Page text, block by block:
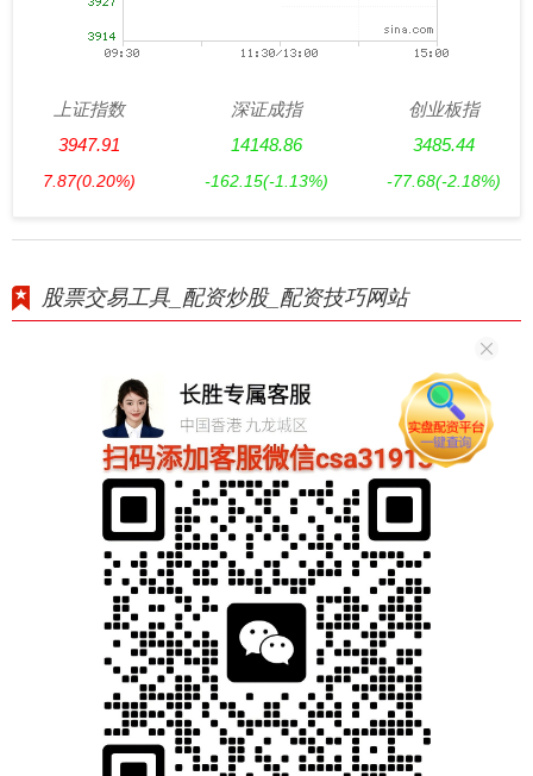
上证指数
3947.91
7.87(0.20%)
深证成指
14148.86
-162.15(-1.13%)
创业板指
3485.44
-77.68(-2.18%)
股票交易工具_配资炒股_配资技巧网站